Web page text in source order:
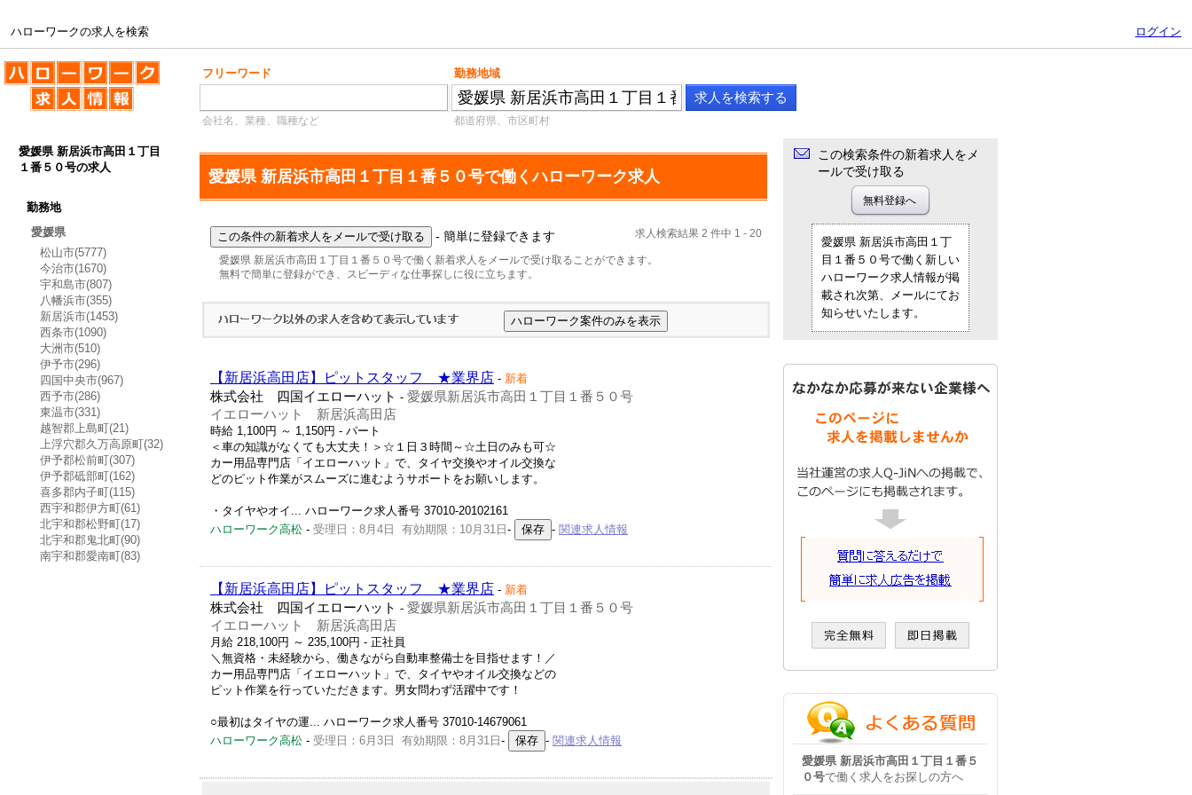
ハローワークの求人を検索 ログイン
ハローワークの求人を検索 フリーワード 勤務地域
会社名、業種、職種など 都道府県、市区町村
愛媛県 新居浜市高田１丁目
１番５０号の求人
勤務地
愛媛県
松山市(5777)
今治市(1670)
宇和島市(807)
八幡浜市(355)
新居浜市(1453)
西条市(1090)
大洲市(510)
伊予市(296)
四国中央市(967)
西予市(286)
東温市(331)
越智郡上島町(21)
上浮穴郡久万高原町(32)
伊予郡松前町(307)
伊予郡砥部町(162)
喜多郡内子町(115)
西宇和郡伊方町(61)
北宇和郡松野町(17)
北宇和郡鬼北町(90)
南宇和郡愛南町(83)
愛媛県 新居浜市高田１丁目１番５０号で働くハローワーク求人
求人検索結果 2 件中 1 - 20
- 簡単に登録できます
愛媛県 新居浜市高田１丁目１番５０号で働く新着求人をメールで受け取ることができます。
無料で簡単に登録ができ、スピーディな仕事探しに役に立ちます。
【新居浜高田店】ピットスタッフ ★業界店 - 新着
株式会社 四国イエローハット - 愛媛県新居浜市高田１丁目１番５０号
イエローハット 新居浜高田店
時給 1,100円 ～ 1,150円 - パート
＜車の知識がなくても大丈夫！＞☆１日３時間～☆土日のみも可☆
カー用品専門店「イエローハット」で、タイヤ交換やオイル交換な
どのピット作業がスムーズに進むようサポートをお願いします。
・タイヤやオイ... ハローワーク求人番号 37010-20102161
ハローワーク高松 - 受理日：8月4日 有効期限：10月31日 - - 関連求人情報
【新居浜高田店】ピットスタッフ ★業界店 - 新着
株式会社 四国イエローハット - 愛媛県新居浜市高田１丁目１番５０号
イエローハット 新居浜高田店
月給 218,100円 ～ 235,100円 - 正社員
＼無資格・未経験から、働きながら自動車整備士を目指せます！／
カー用品専門店「イエローハット」で、タイヤやオイル交換などの
ピット作業を行っていただきます。男女問わず活躍中です！
○最初はタイヤの運... ハローワーク求人番号 37010-14679061
ハローワーク高松 - 受理日：6月3日 有効期限：8月31日 - - 関連求人情報
この検索条件の新着求人をメ
ールで受け取る
愛媛県 新居浜市高田１丁
目１番５０号で働く新しい
ハローワーク求人情報が掲
載され次第、メールにてお
知らせいたします。
愛媛県 新居浜市高田１丁目１番５
０号で働く求人をお探しの方へ